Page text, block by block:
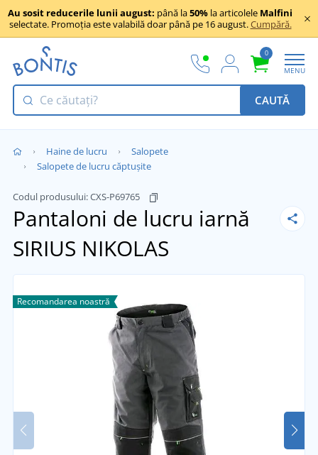
Au sosit reducerile lunii august: până la50% la articolele Malfini
selectate. Promoția este valabilă doar până pe 16 august.Cumpără.
0
MENU
CAUTĂ
Haine de lucru
Salopete
Salopete de lucru căptușite
Codul produsului:CXS-P69765
Pantaloni de lucru iarnă
SIRIUS NIKOLAS
Recomandarea noastră